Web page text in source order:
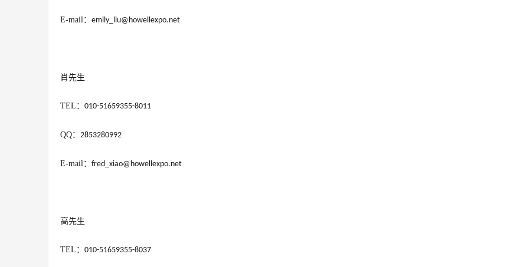
E-mail： emily_liu@howellexpo.net
肖先生
TEL ： 010-51659355-8011
QQ： 2853280992
E-mail： fred_xiao@howellexpo.net
高先生
TEL ： 010-51659355-8037